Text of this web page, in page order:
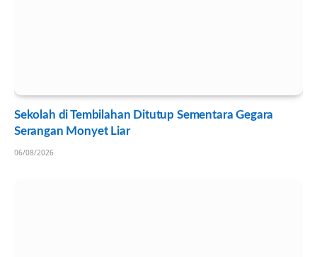
Sekolah di Tembilahan Ditutup Sementara Gegara
Serangan Monyet Liar
06/08/2026